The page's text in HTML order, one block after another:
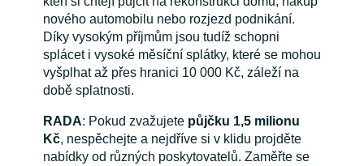
nového automobilu nebo rozjezd podnikání.
Díky vysokým příjmům jsou tudíž schopni
splácet i vysoké měsíční splátky, které se mohou
vyšplhat až přes hranici 10 000 Kč, záleží na
době splatnosti.
RADA: Pokud zvažujete půjčku 1,5 milionu
Kč, nespěchejte a nejdříve si v klidu projděte
nabídky od různých poskytovatelů. Zaměřte se